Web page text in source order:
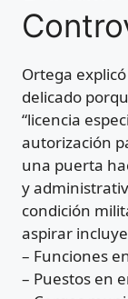
Ortega
delicado
“licencia
autorización
una puerta
y
condición
aspirar
– Funciones
– Puestos en